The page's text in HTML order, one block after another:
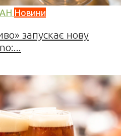
Новини
запускає нову